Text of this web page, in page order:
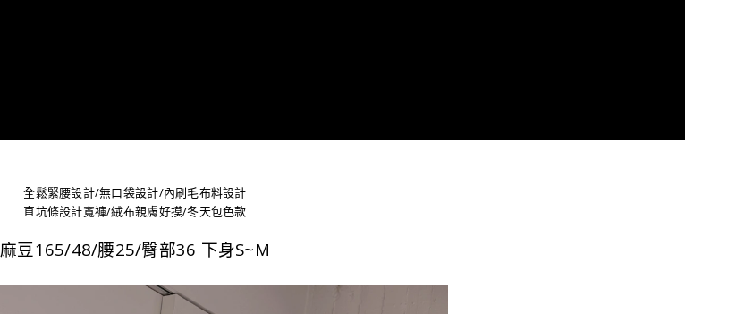
全鬆緊腰設計/無口袋設計/內刷毛布料設計
直坑條設計寬褲/絨布親膚好摸/冬天包色款
麻豆165/48/腰25/臀部36 下身S~M